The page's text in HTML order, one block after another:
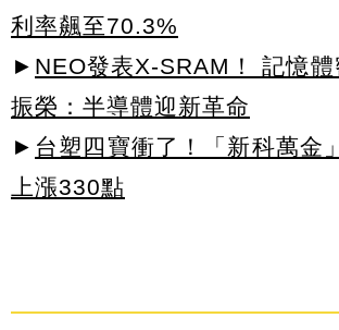
利率飆至70.3%
► NEO發表X-SRAM！ 記憶
振榮：半導體迎新革命
► 台塑四寶衝了！「新科萬金
上漲330點